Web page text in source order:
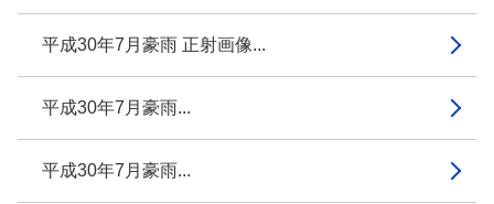
平成30年7月豪雨 正射画像...
平成30年7月豪雨...
平成30年7月豪雨...